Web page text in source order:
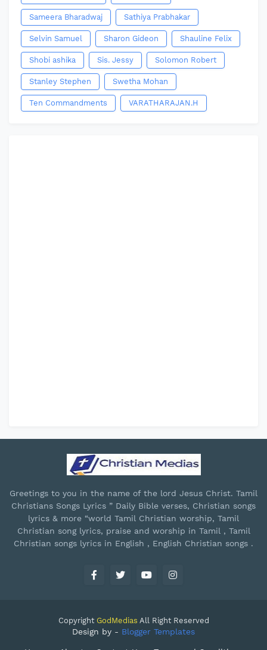
Sameera Bharadwaj Sathiya Prabhakar
Selvin Samuel Sharon Gideon Shauline Felix
Shobi ashika Sis. Jessy Solomon Robert
Stanley Stephen Swetha Mohan
Ten Commandments VARATHARAJAN.H
Greetings to you in the name of the lord Jesus Christ. Tamil
Christians Songs Lyrics ” Daily Bible verses, Christian songs
lyrics & more “world Tamil Christian worship, Tamil
Christian song lyrics, praise and worship in Tamil , Tamil
Christian songs lyrics in English , English Christian songs .
Copyright GodMedias All Right Reserved
Design by - Blogger Templates